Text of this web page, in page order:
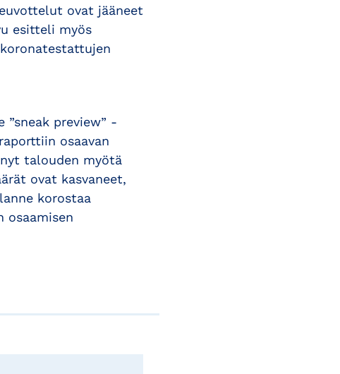
ovat jääneet
esitteli myös
preview” -
osaavan
talouden myötä
ovat kasvaneet,
korostaa
osaamisen